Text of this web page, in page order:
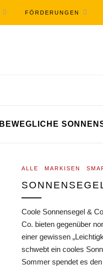
FÖRDERUNGEN
BEWEGLICHE
ALLE MARKISEN
Coole Sonnensegel &
Co. bieten gegenüber
einer gewissen
schwebt ein cooles
Sommer spendet es